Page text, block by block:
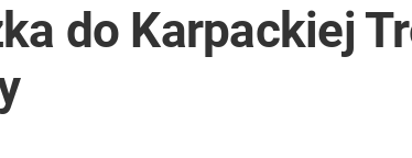
do Karpackiej